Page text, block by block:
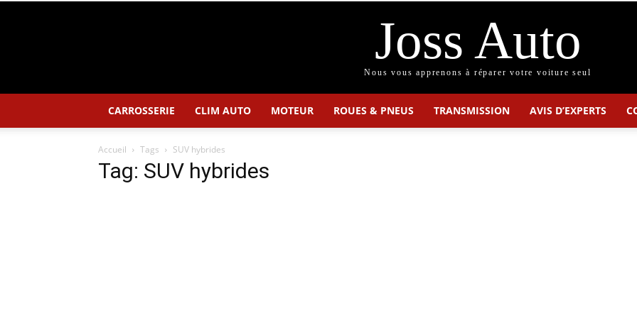
Joss Auto
Nous vous apprenons à réparer votre voiture seul
CARROSSERIE CLIM AUTO MOTEUR ROUES & PNEUS TRANSMISSION AVIS D’EXPERTS
Accueil Tags SUV hybrides
Tag: SUV hybrides